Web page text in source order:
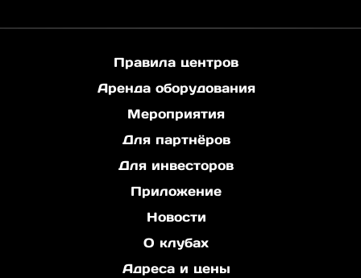
Правила центров
Аренда оборудования
Мероприятия
Для партнёров
Для инвесторов
Приложение
Новости
О клубах
Адреса и цены